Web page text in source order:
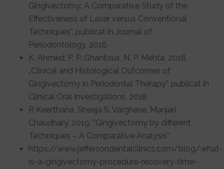
Gingivectomy: A Comparative Study of the
Effectiveness of Laser versus Conventional
Techniques”, publicat în Journal of
Periodontology, 2016
K. Ahmed, P. P. Ghantous, N. P. Mehta, 2018,
„Clinical and Histological Outcomes of
Gingivectomy in Periodontal Therapy”, publicat în
Clinical Oral Investigations, 2018
R Keerthana, Sheeja S. Varghese, Manjari
Chaudhary, 2019, ”Gingivectomy by different
Techniques – A Comparative Analysis”
https://www.jeffersondentalclinics.com/blog/what-
is-a-gingivectomy-procedure-recovery-time-